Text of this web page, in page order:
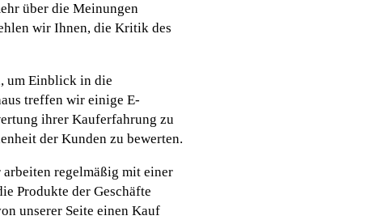
über die Meinungen
wir Ihnen, die Kritik des
um Einblick in die
treffen wir einige E-
ihrer Kauferfahrung zu
der Kunden zu bewerten.
regelmäßig mit einer
Produkte der Geschäfte
unserer Seite einen Kauf